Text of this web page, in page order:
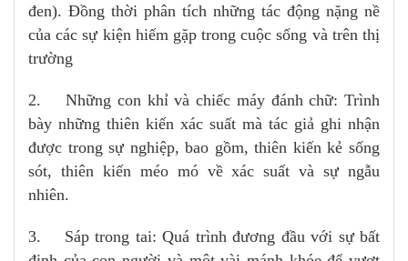
đen). Đồng thời phân tích những tác động nặng nề
của các sự kiện hiếm gặp trong cuộc sống và trên thị
trường
2. Những con khỉ và chiếc máy đánh chữ: Trình
bày những thiên kiến xác suất mà tác giả ghi nhận
được trong sự nghiệp, bao gồm, thiên kiến kẻ sống
sót, thiên kiến méo mó về xác suất và sự ngẫu
nhiên.
3. Sáp trong tai: Quá trình đương đầu với sự bất